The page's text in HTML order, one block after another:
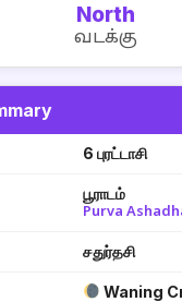
North
வடக்கு
6 புரட்டாசி
பூராடம்
Purva
சதுர்தசி
Waning